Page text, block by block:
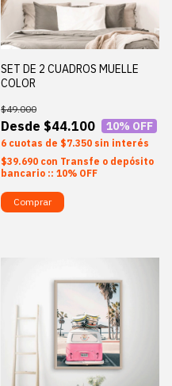
SET DE 2 CUADROS MUELLE
COLOR
$44.100
$49.000
10% OFF
6 $7.350 sin interés
$39.690 con Transfe o depósito
bancario :: 10% OFF
Comprar